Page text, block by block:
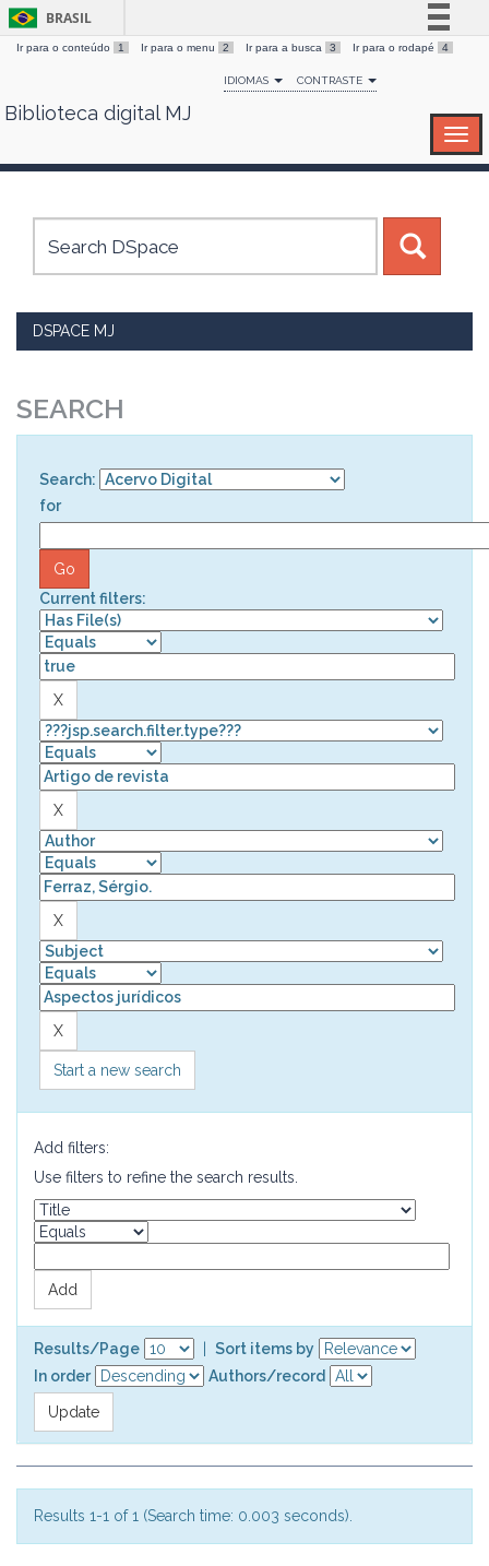
Skip
BRASIL
Simplifique!
Comunica BR
Canais
Ir para o conteúdo 1 Ir para o menu 2 Ir para a busca 3 Ir para o rodapé 4
IDIOMAS CONTRASTE
Biblioteca digital MJ
DSPACE MJ
SEARCH
Search:
for
Current filters:
Start a new search
Add filters:
Use filters to refine the search results.
Results/Page
Sort items by
In order
Authors/record
Results 1-1 of 1 (Search time: 0.003 seconds).